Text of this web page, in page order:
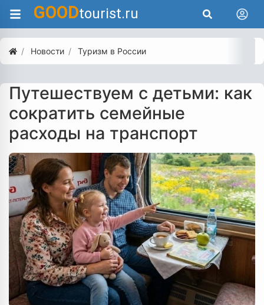
GOODtourist.ru
Новости Туризм в России
Путешествуем с детьми: как
сократить семейные
расходы на транспорт